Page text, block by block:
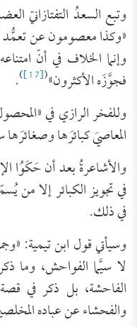
وتبع السعدُ التفتازانيّ
«وكذا معصومون عن تعمُّد
وإنما الخلاف في أنّ
فجوَّزَه الأكثرون»(
[17]
)
.
وللفخر الرازي في
المعاصيَ كبائرَها
والأشاعرةُ بعد أن حَكَوُا
في تجويز الكبائر إلا من
في ذلك.
وسيأتي قول ابن تيمية:
لا سيَّما الفواحش، وما
الفاحشة، بل ذكر في
والفحشاء عن عباده